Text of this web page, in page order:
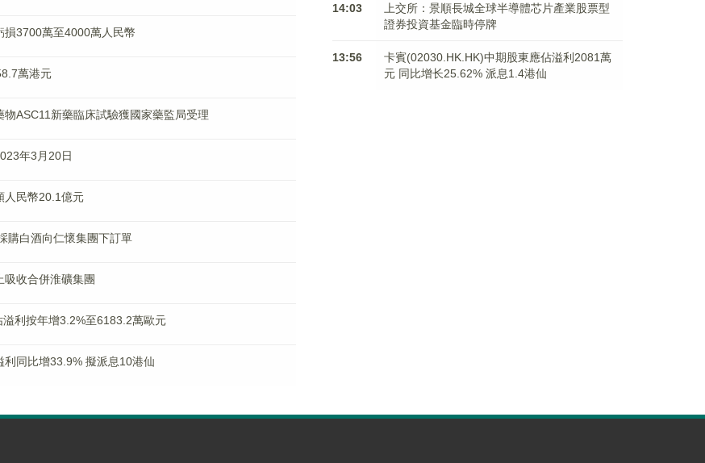
損3700萬至4000萬人民幣
萬港元
ASC11新藥臨床試驗獲國家藥監局受理
年3月20日
人民幣20.1億元
購白酒向仁懷集團下訂單
收合併淮礦集團
利按年增3.2%至6183.2萬歐元
同比增33.9% 擬派息10港仙
14:03
上交所：景順長城全球半導體芯片產業股票型
證券投資基金臨時停牌
13:56
卡賓(02030.HK.HK)中期股東應佔溢利2081萬
元 同比增长25.62% 派息1.4港仙